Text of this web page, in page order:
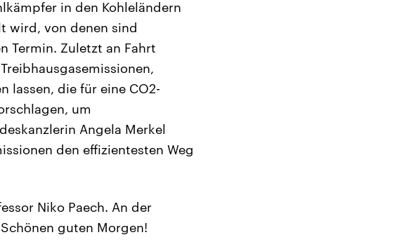
in den Kohleländern
wird, von denen sind
Termin. Zuletzt an Fahrt
lassen, die für eine CO2-
um
Angela Merkel
den effizientesten Weg
Niko Paech. An der
guten Morgen!